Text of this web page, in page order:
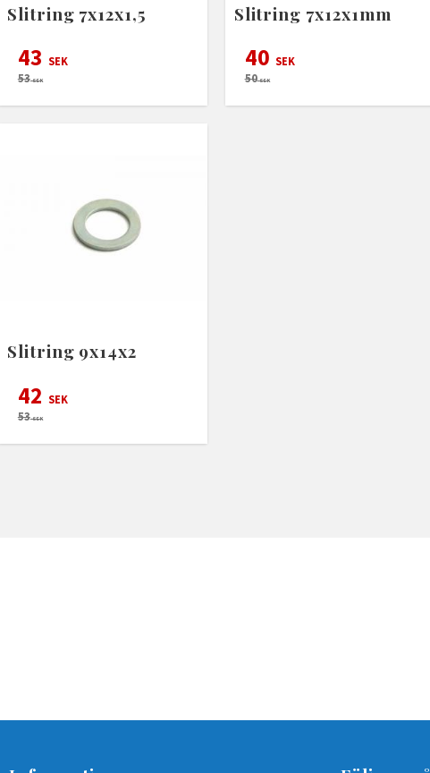
Slitring 7x12x1,5
43 SEK
53SEK
Slitring 7x12x1mm
40 SEK
50SEK
Slitring 9x14x2
42 SEK
53SEK